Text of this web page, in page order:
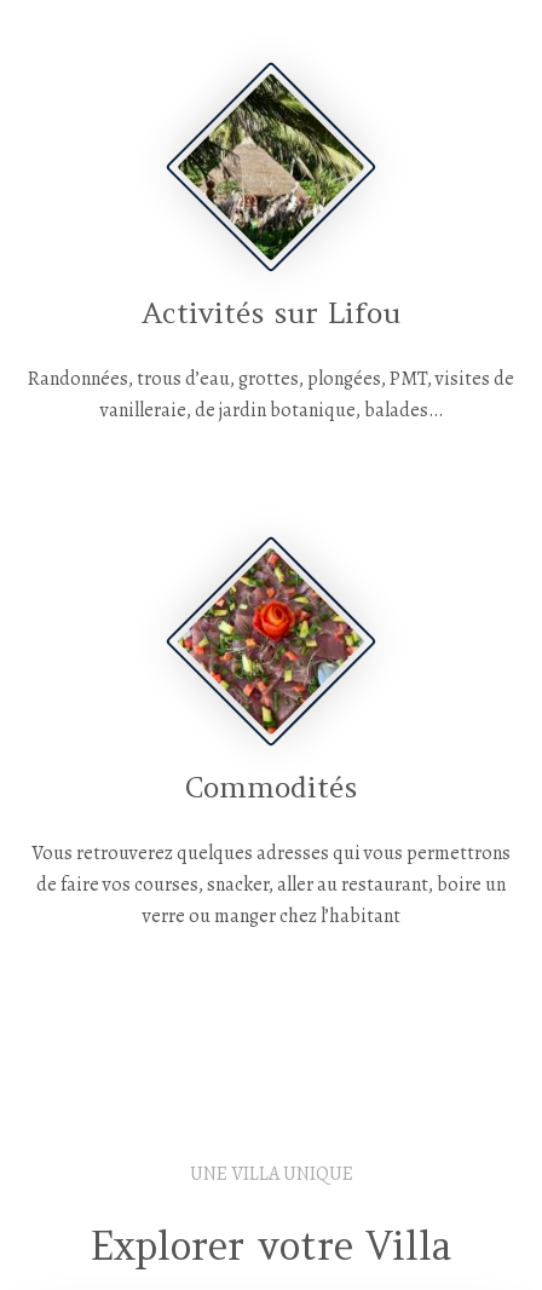
Activités sur Lifou
Randonnées, trous d’eau, grottes, plongées, PMT, visites de
vanilleraie, de jardin botanique, balades…
Commodités
Vous retrouverez quelques adresses qui vous permettrons
de faire vos courses, snacker, aller au restaurant, boire un
verre ou manger chez l’habitant
UNE VILLA UNIQUE
Explorer votre Villa